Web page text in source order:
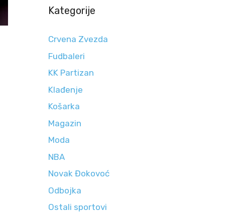
Kategorije
Crvena Zvezda
Fudbaleri
KK Partizan
Klađenje
Košarka
Magazin
Moda
NBA
Novak Đokovoć
Odbojka
Ostali sportovi